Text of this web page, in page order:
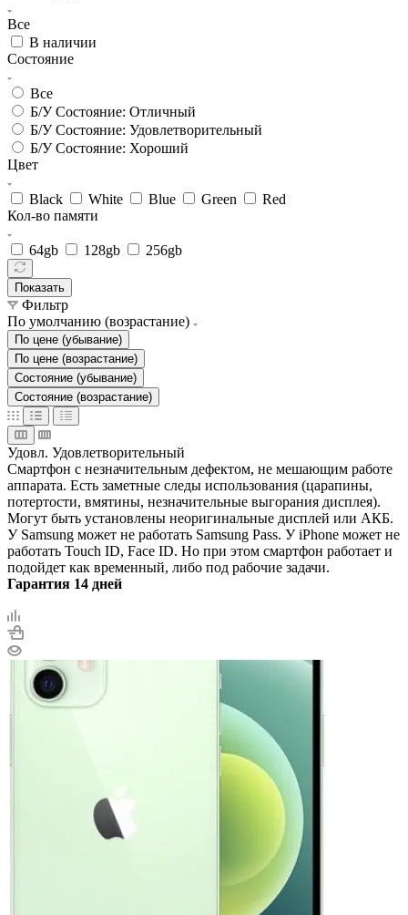
Все
В наличии
Состояние
Все
Б/У Состояние: Отличный
Б/У Состояние: Удовлетворительный
Б/У Состояние: Хороший
Цвет
Black White Blue Green
Red
Кол-во памяти
64gb 128gb 256gb
Показать
Фильтр
По умолчанию (возрастание)
По цене (убывание)
По цене (возрастание)
Состояние (убывание)
Состояние (возрастание)
Удовл. Удовлетворительный
Смартфон с незначительным дефектом, не мешающим работе
аппарата. Есть заметные следы использования (царапины,
потертости, вмятины, незначительные выгорания дисплея).
Могут быть установлены неоригинальные дисплей или АКБ.
У Samsung может не работать Samsung Pass. У iPhone может не
работать Touch ID, Face ID. Но при этом смартфон работает и
подойдет как временный, либо под рабочие задачи.
Гарантия 14 дней